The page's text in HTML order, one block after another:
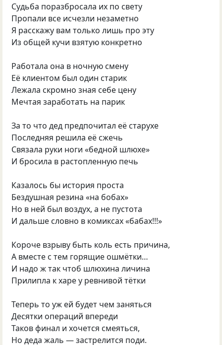
Судьба поразбросала их по свету
Пропали все исчезли незаметно
Я расскажу вам только лишь про эту
Из общей кучи взятую конкретно
Работала она в ночную смену
Её клиентом был один старик
Лежала скромно зная себе цену
Мечтая заработать на парик
За то что дед предпочитал её старухе
Последняя решила её сжечь
Связала руки ноги «бедной шлюхе»
И бросила в растопленную печь
Казалось бы история проста
Бездушная резина «на бобах»
Но в ней был воздух, а не пустота
И дальше словно в комиксах «бабах!!!»
Короче взрыву быть коль есть причина,
А вместе с тем горящие ошмётки…
И надо ж так чтоб шлюхина личина
Прилипла к харе у ревнивой тётки
Теперь то уж ей будет чем заняться
Десятки операций впереди
Таков финал и хочется смеяться,
Но деда жаль — застрелится поди.